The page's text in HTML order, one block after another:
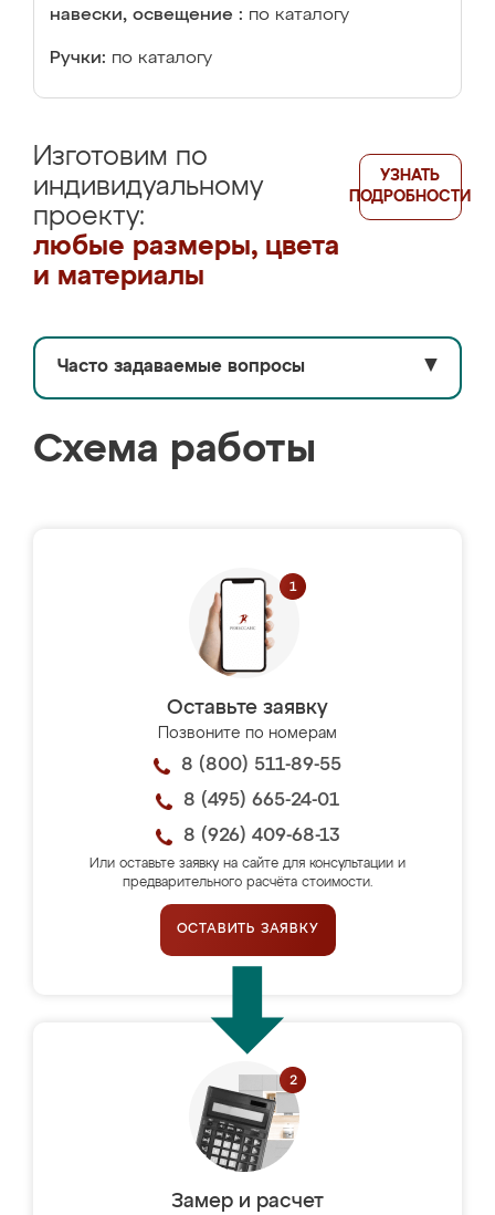
навески, освещение : по каталогу
Ручки: по каталогу
Изготовим по
индивидуальному
проекту:
любые размеры, цвета
и материалы
УЗНАТЬ
ПОДРОБНОСТИ
Часто задаваемые вопросы ▼
Схема работы
Оставьте заявку
Позвоните по номерам
8 (800) 511-89-55
8 (495) 665-24-01
8 (926) 409-68-13
Или оставьте заявку на сайте для консультации и
предварительного расчёта стоимости.
ОСТАВИТЬ ЗАЯВКУ
Замер и расчет